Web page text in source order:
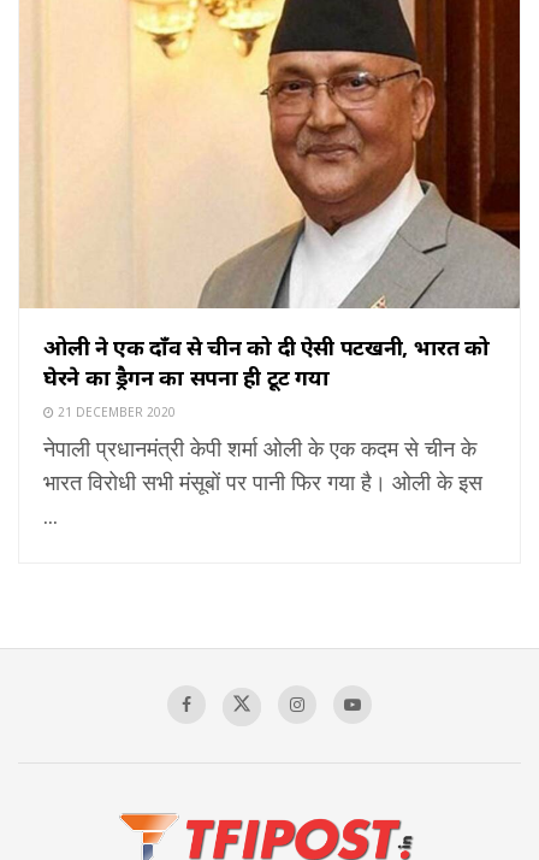
ओली ने एक दाँव से चीन को दी ऐसी पटखनी, भारत को
घेरने का ड्रैगन का सपना ही टूट गया
21 DECEMBER 2020
नेपाली प्रधानमंत्री केपी शर्मा ओली के एक कदम से चीन के
भारत विरोधी सभी मंसूबों पर पानी फिर गया है। ओली के इस
...